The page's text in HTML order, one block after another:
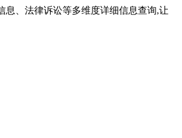
息、法律诉讼等多维度详细信息查询,让